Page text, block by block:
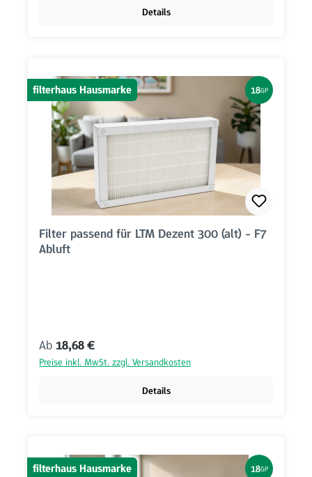
Details
filterhaus Hausmarke 18GP
Filter passend für LTM Dezent 300 (alt) - F7
Abluft
Regulärer Preis:
Ab 18,68 €
Preise inkl. MwSt. zzgl. Versandkosten
Details
filterhaus Hausmarke 18GP